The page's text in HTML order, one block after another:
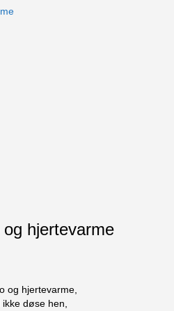
hjertevarme
og hjertevarme,
døse hen,